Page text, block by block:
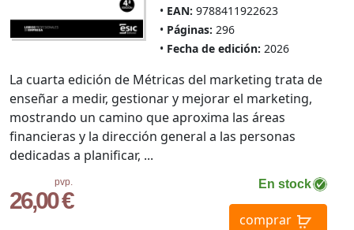
EAN: 9788411922623
Páginas: 296
Fecha de edición: 2026
pvp.
26,00 €
En stock
comprar
La cuarta edición de Métricas del marketing trata de
enseñar a medir, gestionar y mejorar el marketing,
mostrando un camino que aproxima las áreas
financieras y la dirección general a las personas
dedicadas a planificar, ...